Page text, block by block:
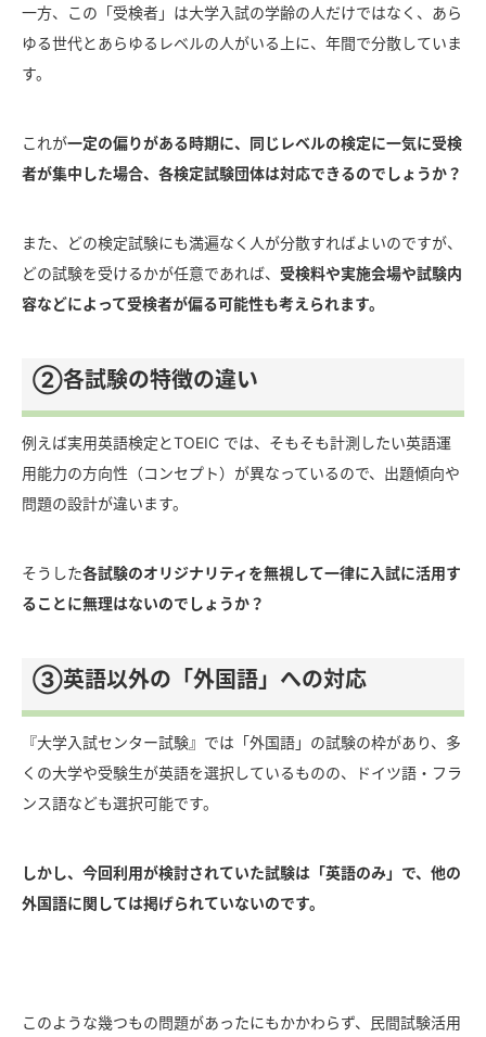
一方、この「受検者」は大学入試の学齢の人だけではなく、あら
ゆる世代とあらゆるレベルの人がいる上に、年間で分散していま
す。
これが一定の偏りがある時期に、同じレベルの検定に一気に受検
者が集中した場合、各検定試験団体は対応できるのでしょうか？
また、どの検定試験にも満遍なく人が分散すればよいのですが、
どの試験を受けるかが任意であれば、 受検料や実施会場や試験内
容などによって受検者が偏る可能性も考えられます。
②各試験の特徴の違い
例えば実用英語検定とTOEIC では、そもそも計測したい英語運
用能力の方向性（コンセプト）が異なっているので、出題傾向や
問題の設計が違います。
そうした各試験のオリジナリティを無視して一律に入試に活用す
ることに無理はないのでしょうか？
③英語以外の「外国語」への対応
『大学入試センター試験』では「外国語」の試験の枠があり、多
くの大学や受験生が英語を選択しているものの、ドイツ語・フラ
ンス語なども選択可能です。
しかし、今回利用が検討されていた試験は「英語のみ」で、他の
外国語に関しては掲げられていないのです。
このような幾つもの問題があったにもかかわらず、民間試験活用